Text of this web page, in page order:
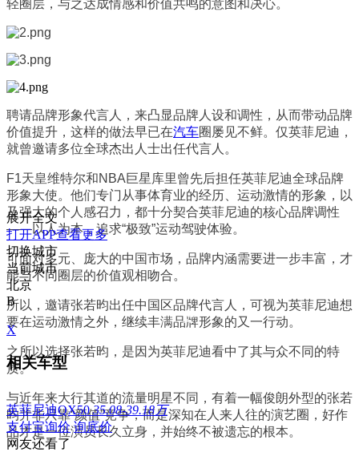
轻圈层，与之达成情感和价值共鸣的意图和决心。
聘请品牌形象代言人，来凸显品牌人设和调性，从而带动品牌
价值提升，这样的做法早已在汽车圈屡见不鲜。仅英菲尼迪，
就曾邀请多位全球杰出人士出任代言人。
F1天皇维特尔和NBA巨星库里曾先后担任英菲尼迪全球品牌
形象大使。他们专门从事体育业的经历、运动激情的形象，以
及强大的个人感召力，都十分契合英菲尼迪的核心品牌调性
——以人为本，追求“极致”运动驾驶体验。
可面对多元、庞大的中国市场，品牌内涵需要进一步丰富，才
能与不同圈层的价值观相吻合。
所以，邀请张若昀出任中国区品牌代言人，可视为英菲尼迪想
要在运动激情之外，继续丰满品牌形象的又一行动。
之所以选择张若昀，是因为英菲尼迪看中了其与众不同的特
质。
与近年来大行其道的流量明星不同，有着一幅俊朗外型的张若
昀并非只靠“颜值”竞争，而是深知在人来人往的演艺圈，好作
品才是一位演员长久立身，并始终不被遗忘的根本。
展开全文
打开APP查看更多
切换城市
当前城市
北京
B
X
相关车型
英菲尼迪QX50 35.08-39.18万
支付宝询价 询底价
网友还看了